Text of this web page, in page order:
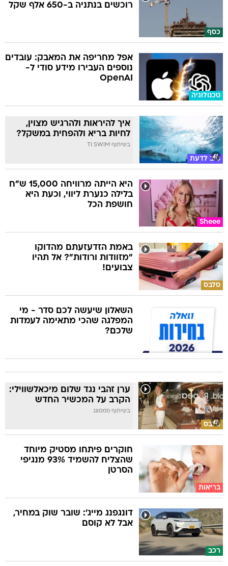
כסף
רוכשים בנתניה ב-650 אלף שקל
טכנולוגיה
אפל מחריפה את המאבק: עובדים
נוספים העבירו מידע סודי ל-
OpenAI
טוב לדעת
איך להיראות ולהרגיש מצוין,
לחיות בריא ולהפחית במשקל?
בשיתוף TI SWIM
Sheee
היא הייתה מרוויחה 15,000 ש"ח
בלילה כנערת ליווי, וכעת היא
חושפת הכל
סלבס
באמת הזדעזעתם מהדוקו
"מזוודות ורודות"? אל תהיו
צבועים!
השאלון שיעשה לכם סדר - מי
המפלגה שהכי מתאימה לעמדות
שלכם?
סלבס
ערן זהבי נגד שלום מיכאלשווילי:
הקרב על המכשיר החדש
בשיתוף סמסונג
בריאות
חוקרים פיתחו מסטיק מיוחד
שהצליח להשמיד 93% מנגיפי
הסרטן
רכב
דונגפנג מייג': שובר שוק במחיר,
אבל לא קוסם